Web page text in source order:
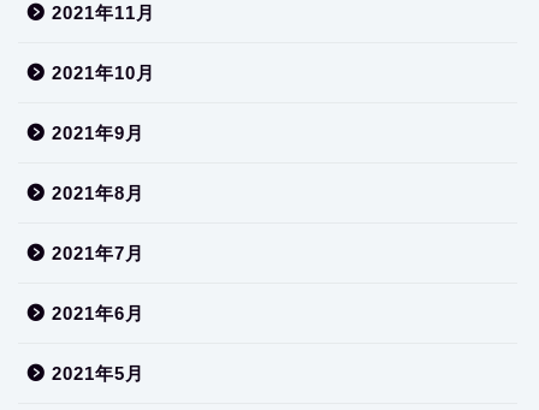
2021年11月
2021年10月
2021年9月
2021年8月
2021年7月
2021年6月
2021年5月